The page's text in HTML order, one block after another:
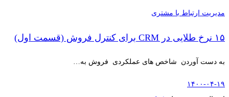
مدیریت ارتباط با مشتری
۱۵ نرخ طلایی در CRM برای کنترل فروش (قسمت اول)
به دست آوردن شاخص های عملکردی فروش به…
۱۴۰۰-۰۴-۱۹